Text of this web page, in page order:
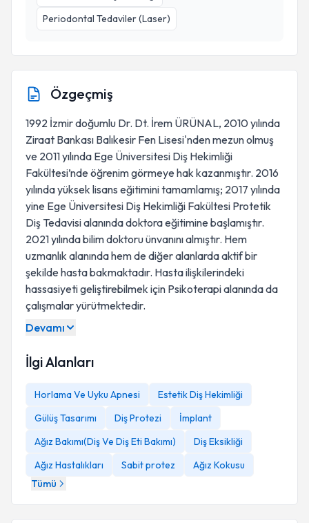
Periodontal Tedaviler (Laser)
Özgeçmiş
1992 İzmir doğumlu Dr. Dt. İrem ÜRÜNAL, 2010 yılında
Ziraat Bankası Balıkesir Fen Lisesi'nden mezun olmuş
ve 2011 yılında Ege Üniversitesi Diş Hekimliği
Fakültesi’nde öğrenim görmeye hak kazanmıştır. 2016
yılında yüksek lisans eğitimini tamamlamış; 2017 yılında
yine Ege Üniversitesi Diş Hekimliği Fakültesi Protetik
Diş Tedavisi alanında doktora eğitimine başlamıştır.
2021 yılında bilim doktoru ünvanını almıştır. Hem
uzmanlık alanında hem de diğer alanlarda aktif bir
şekilde hasta bakmaktadır. Hasta ilişkilerindeki
hassasiyeti geliştirebilmek için Psikoterapi alanında da
çalışmalar yürütmektedir.
Devamı
İlgi Alanları
Horlama Ve Uyku Apnesi
Estetik Diş Hekimliği
Gülüş Tasarımı
Diş Protezi
İmplant
Ağız Bakımı(Diş Ve Diş Eti Bakımı)
Diş Eksikliği
Ağız Hastalıkları
Sabit protez
Ağız Kokusu
Tümü